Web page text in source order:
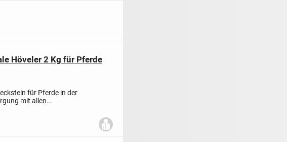
Höveler 2 Kg für Pferde
für Pferde in der
mit allen